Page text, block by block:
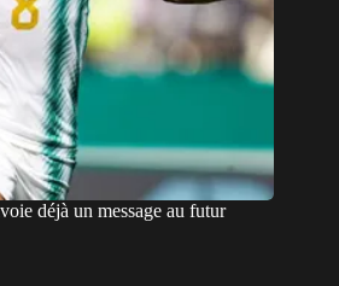
déjà un message au futur